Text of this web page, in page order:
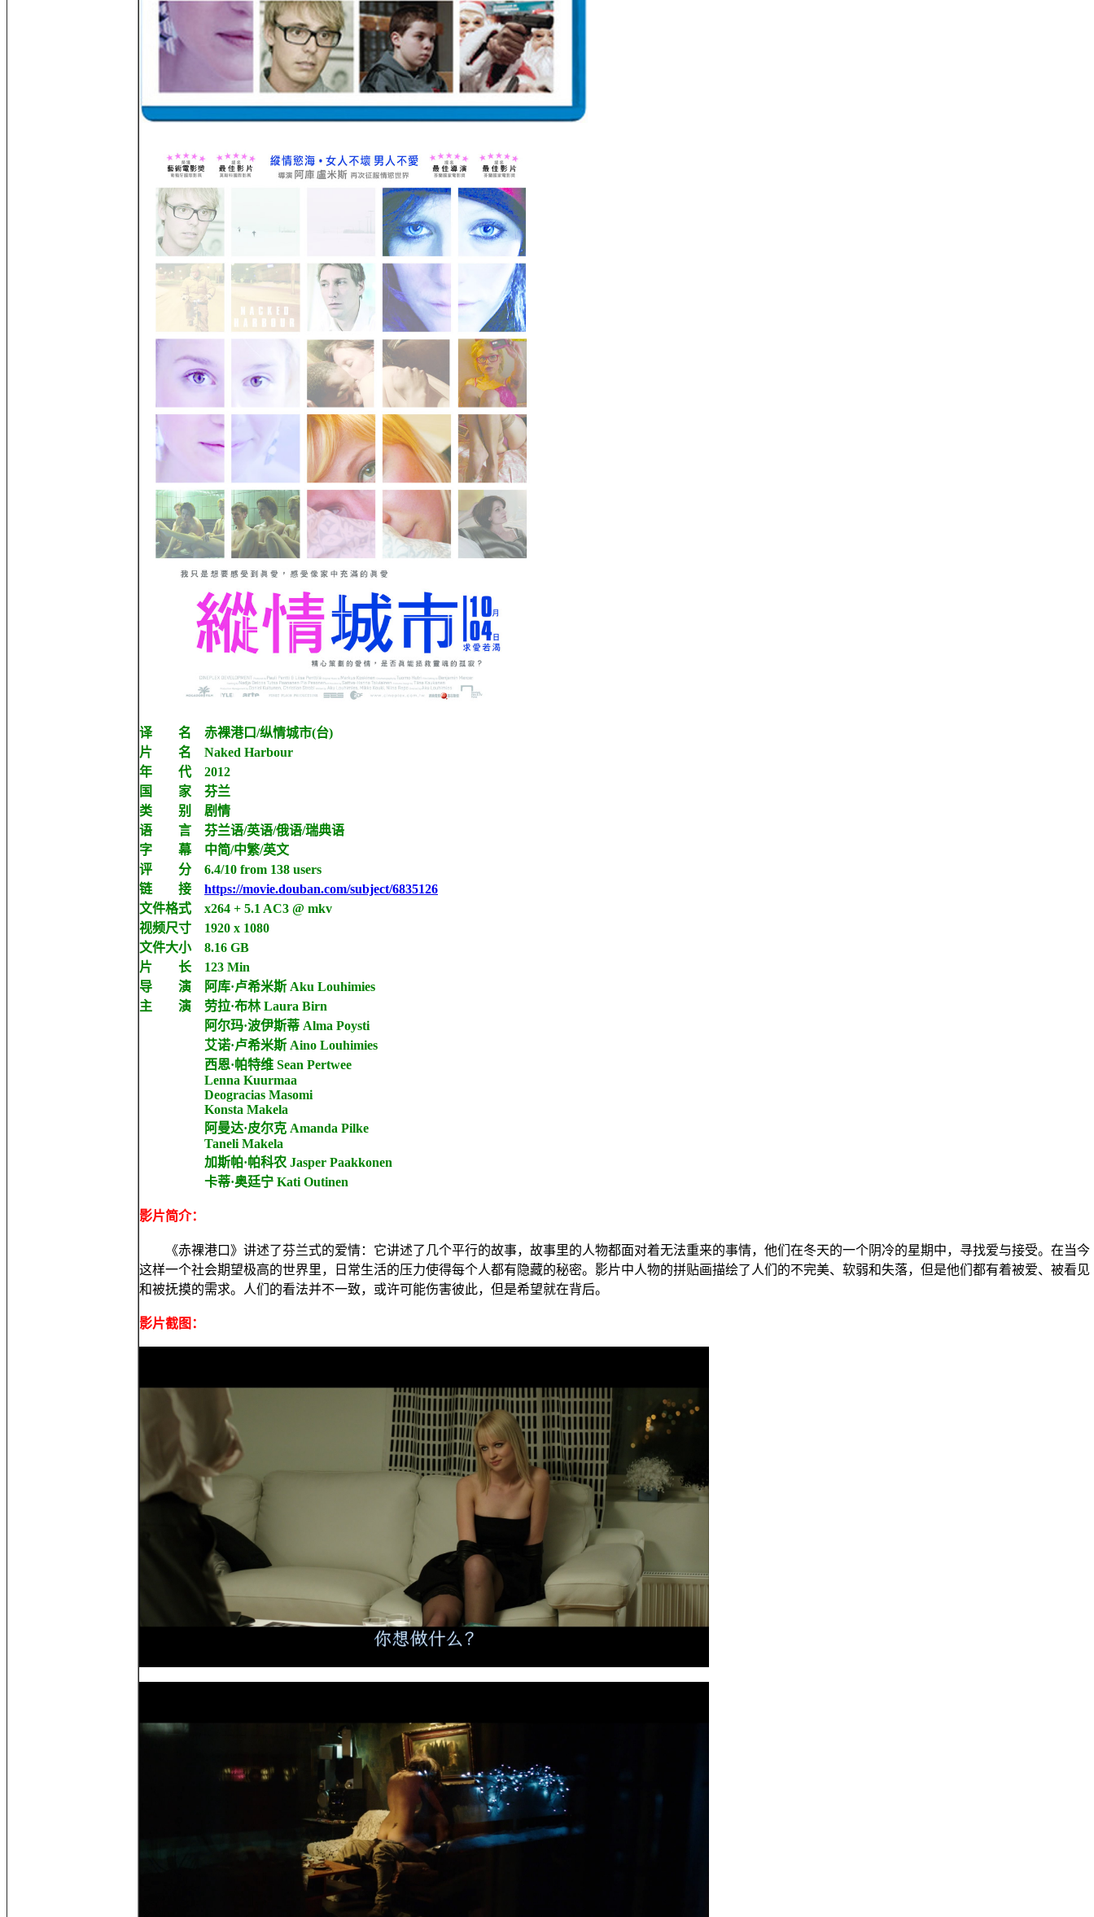
译 名 赤裸港口/纵情城市(台)
片 名 Naked Harbour
年 代 2012
国 家 芬兰
类 别 剧情
语 言 芬兰语/英语/俄语/瑞典语
字 幕 中简/中繁/英文
评 分 6.4/10 from 138 users
链 接 https://movie.douban.com/subject/6835126
文件格式 x264 + 5.1 AC3 @ mkv
视频尺寸 1920 x 1080
文件大小 8.16 GB
片 长 123 Min
导 演 阿库·卢希米斯 Aku Louhimies
主 演 劳拉·布林 Laura Birn
阿尔玛·波伊斯蒂 Alma Poysti
艾诺·卢希米斯 Aino Louhimies
西恩·帕特维 Sean Pertwee
Lenna Kuurmaa
Deogracias Masomi
Konsta Makela
阿曼达·皮尔克 Amanda Pilke
Taneli Makela
加斯帕·帕科农 Jasper Paakkonen
卡蒂·奥廷宁 Kati Outinen
影片简介：
《赤裸港口》讲述了芬兰式的爱情：它讲述了几个平行的故事，故事里的人物都面对着无法重来的事情，他们在冬天的一个阴冷的星期中，寻找爱与接受。在当今
这样一个社会期望极高的世界里，日常生活的压力使得每个人都有隐藏的秘密。影片中人物的拼贴画描绘了人们的不完美、软弱和失落，但是他们都有着被爱、被看见
和被抚摸的需求。人们的看法并不一致，或许可能伤害彼此，但是希望就在背后。
影片截图：